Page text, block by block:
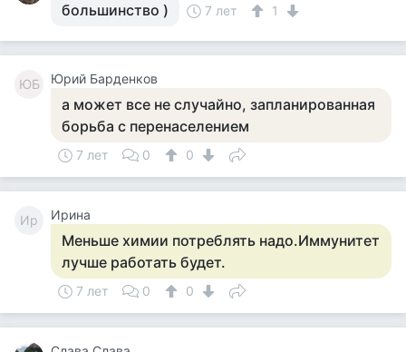
большинство ) 7 лет 1
ЮБ Юрий Барденков
а может все не случайно, запланированная
борьба с перенаселением
7 лет 0 0
Ир Ирина
Меньше химии потреблять надо.Иммунитет
лучше работать будет.
7 лет 0 0